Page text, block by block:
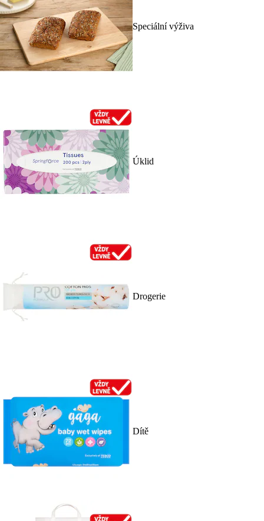
Speciální výživa
Úklid
Drogerie
Dítě